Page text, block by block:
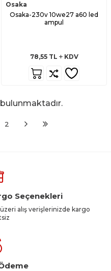
Osaka
Osaka-230v 10we27 a60 led
ampul
78,55TL KDV
2
Seçenekleri
alış verişlerinizde kargo